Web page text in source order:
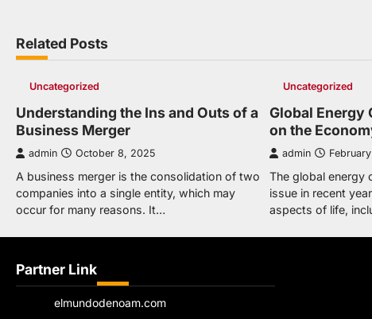
Related Posts
Uncategorized
Understanding the Ins and Outs of a
Business Merger
admin October 8, 2025
A business merger is the consolidation of two
companies into a single entity, which may
occur for many reasons. It…
Uncategorized
Global Energy
on the
admin
The global energy
issue in recent
aspects of life,
Partner Link
elmundodenoam.com